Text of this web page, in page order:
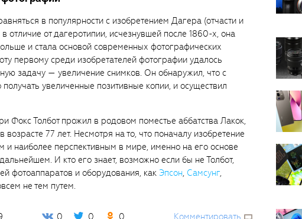
в популярности с изобретением Дагера (отчасти и
отличие от дагеротипии, исчезнувшей после 1860-х, она
и стала основой современных фотографических
первому среди изобретателей фотографии удалось
задачу — увеличение снимков. Он обнаружил, что с
увеличенные позитивные копии, и осуществил
Фокс Толбот прожил в родовом поместье аббатства Лакок,
возрасте 77 лет. Несмотря на то, что поначалу изобретение
и наиболее перспективным в мире, именно на его основе
И кто его знает, возможно если бы не Толбот,
фотоаппаратов и оборудования, как Эпсон, Самсунг,
не тем путем.
0 0 0 Комментировать